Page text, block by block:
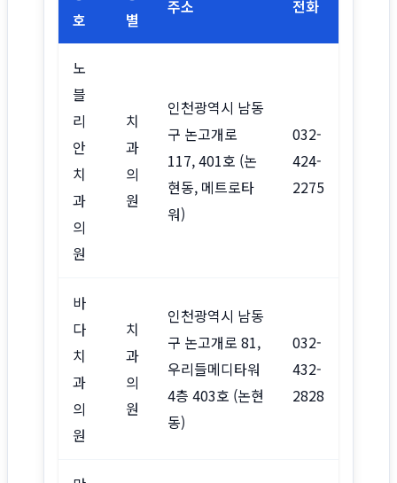
호
별
주소 전화
노
블
리
안
치
과
의
원
치
과
의
원
인천광역시 남동
구 논고개로
117, 401호 (논
현동, 메트로타
워)
032-
424-
2275
바
다
치
과
의
원
치
과
의
원
인천광역시 남동
구 논고개로 81,
우리들메디타워
4층 403호 (논현
동)
032-
432-
2828